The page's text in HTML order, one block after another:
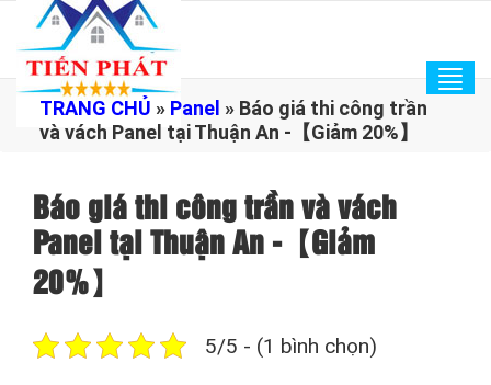
TRANG CHỦ » Panel » Báo giá thi công trần
và vách Panel tại Thuận An -【Giảm 20%】
Báo giá thi công trần và vách
Panel tại Thuận An -【Giảm
20%】
5/5 - (1 bình chọn)